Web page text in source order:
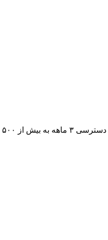
دسترسی ۳ ماهه به بیش از ۵۰۰ ژورنال روز جهان موجود در سامانه